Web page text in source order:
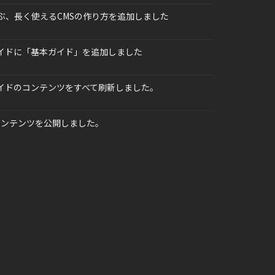
、長く使えるCMSの作り方を追加しました
に「基本ガイド」を追加しました
のコンテンツをすべて刷新しました。
テンツを公開しました。